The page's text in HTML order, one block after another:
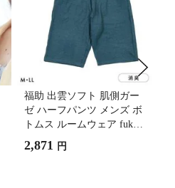
福助 出雲ソフト 肌側ガー
ゼ ハーフパンツ メンズ ボ
トムス ルームウェア fukus
2,871 円